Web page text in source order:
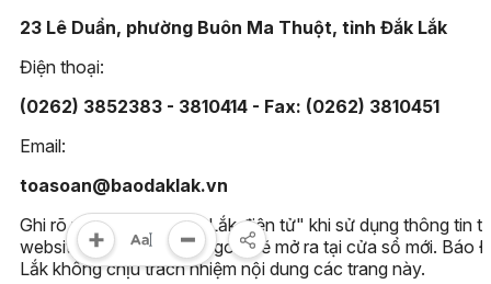
23 Lê Duẩn, phường Buôn Ma Thuột, tỉnh Đắk Lắk
Điện thoại:
(0262) 3852383 - 3810414 - Fax: (0262) 3810451
Email:
toasoan@baodaklak.vn
Ghi rõ nguồn "Báo Đắk Lắk điện tử" khi sử dụng thông tin
website này. Các trang ngoài sẽ mở ra tại cửa sổ mới. Báo
Lắk không chịu trách nhiệm nội dung các trang này.